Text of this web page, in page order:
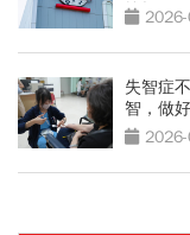
較操？
失智症
智，做